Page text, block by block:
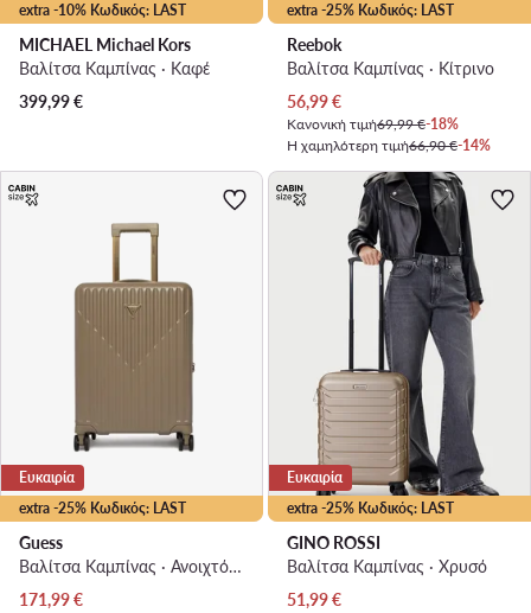
extra -10% Κωδικός: LAST
MICHAEL Michael Kors
Βαλίτσα Καμπίνας · Καφέ
399,99€
extra -25% Κωδικός: LAST
Reebok
Βαλίτσα Καμπίνας · Κίτρινο
Τρέχουσα τιμή
56,99€
Κανονική τιμή69,99 €-18%
Η χαμηλότερη τιμή66,90 €-14%
extra -25% Κωδικός: LAST
Ευκαιρία
Guess
Βαλίτσα Καμπίνας · Ανοιχτό μπεζ
Τρέχουσα τιμή
171,99€
extra -25% Κωδικός: LAST
Ευκαιρία
GINO ROSSI
Βαλίτσα Καμπίνας · Χρυσό
Τρέχουσα τιμή
51,99€